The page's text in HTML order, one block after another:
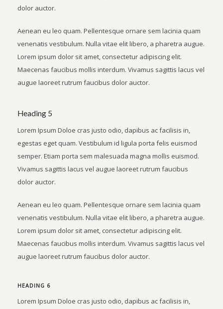
dolor auctor.
Aenean eu leo quam. Pellentesque ornare sem lacinia quam
venenatis vestibulum. Nulla vitae elit libero, a pharetra augue.
Lorem ipsum dolor sit amet, consectetur adipiscing elit.
Maecenas faucibus mollis interdum. Vivamus sagittis lacus vel
augue laoreet rutrum faucibus dolor auctor.
Heading 5
Lorem Ipsum Doloe cras justo odio, dapibus ac facilisis in,
egestas eget quam. Vestibulum id ligula porta felis euismod
semper. Etiam porta sem malesuada magna mollis euismod.
Vivamus sagittis lacus vel augue laoreet rutrum faucibus
dolor auctor.
Aenean eu leo quam. Pellentesque ornare sem lacinia quam
venenatis vestibulum. Nulla vitae elit libero, a pharetra augue.
Lorem ipsum dolor sit amet, consectetur adipiscing elit.
Maecenas faucibus mollis interdum. Vivamus sagittis lacus vel
augue laoreet rutrum faucibus dolor auctor.
HEADING 6
Lorem Ipsum Doloe cras justo odio, dapibus ac facilisis in,